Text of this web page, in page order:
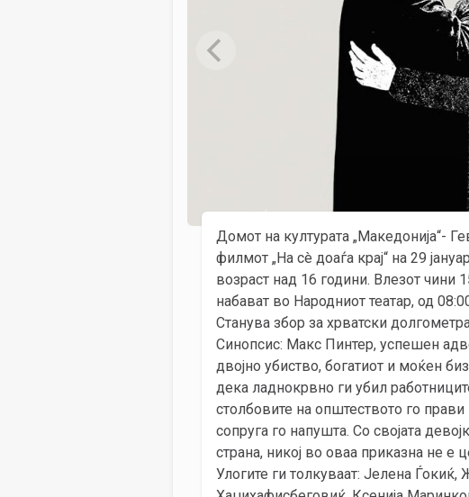
Домот на културата „Македонија“-
филмот „На сè доаѓа крај“ на 29
возраст над 16 години. Влезот чини
набават во Народниот театар, од
Станува збор за хрватски
Синопсис: Макс Пинтер, успешен
двојно убиство, богатиот и моќен
дека ладнокрвно ги убил
столбовите на општеството го прави
сопруга го напушта. Со својата
страна, никој во оваа приказна не е
Улогите ги толкуваат: Jелена